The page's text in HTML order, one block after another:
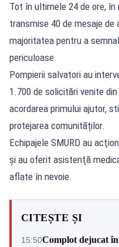
Tot în ultimele 24 de ore,
transmise 40 de mesaje
majoritatea pentru a
periculoase.
Pompierii salvatori au
1.700 de solicitări venite
acordarea primului ajutor,
protejarea comunităților.
Echipajele SMURD au
şi au oferit asistenţă
aflate în nevoie.
CITEȘTE ȘI
15:50Complot dejucat